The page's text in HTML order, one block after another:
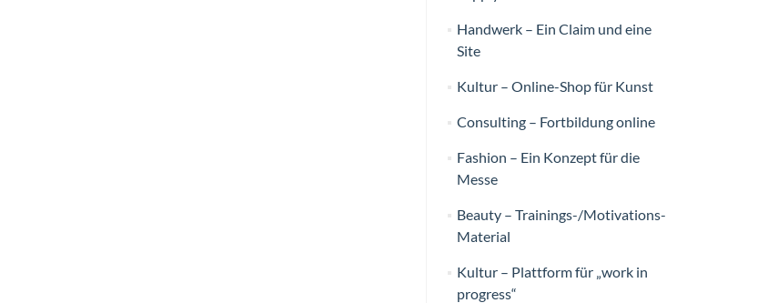
Handwerk – Ein Claim und eine
Site
Kultur – Online-Shop für Kunst
Consulting – Fortbildung online
Fashion – Ein Konzept für die
Messe
Beauty – Trainings-/Motivations-
Material
Kultur – Plattform für „work in
progress“